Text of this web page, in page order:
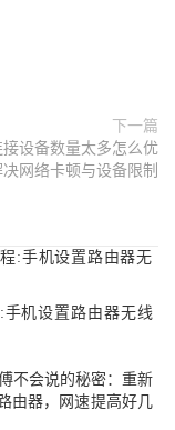
下一篇
接设备数量太多怎么优
网络卡顿与设备限制
手机设置路由器无线